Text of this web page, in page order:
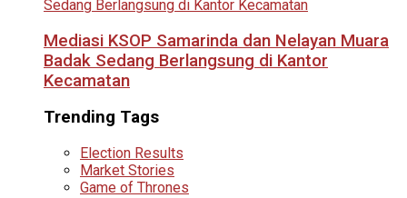
Mediasi KSOP Samarinda dan Nelayan Muara
Badak Sedang Berlangsung di Kantor
Kecamatan
Trending Tags
Election Results
Market Stories
Game of Thrones